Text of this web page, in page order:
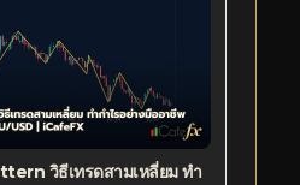
วิธีเทรดสามเหลี่ยม ทำ